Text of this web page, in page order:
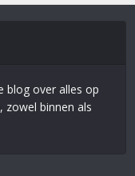
blog over alles op
zowel binnen als